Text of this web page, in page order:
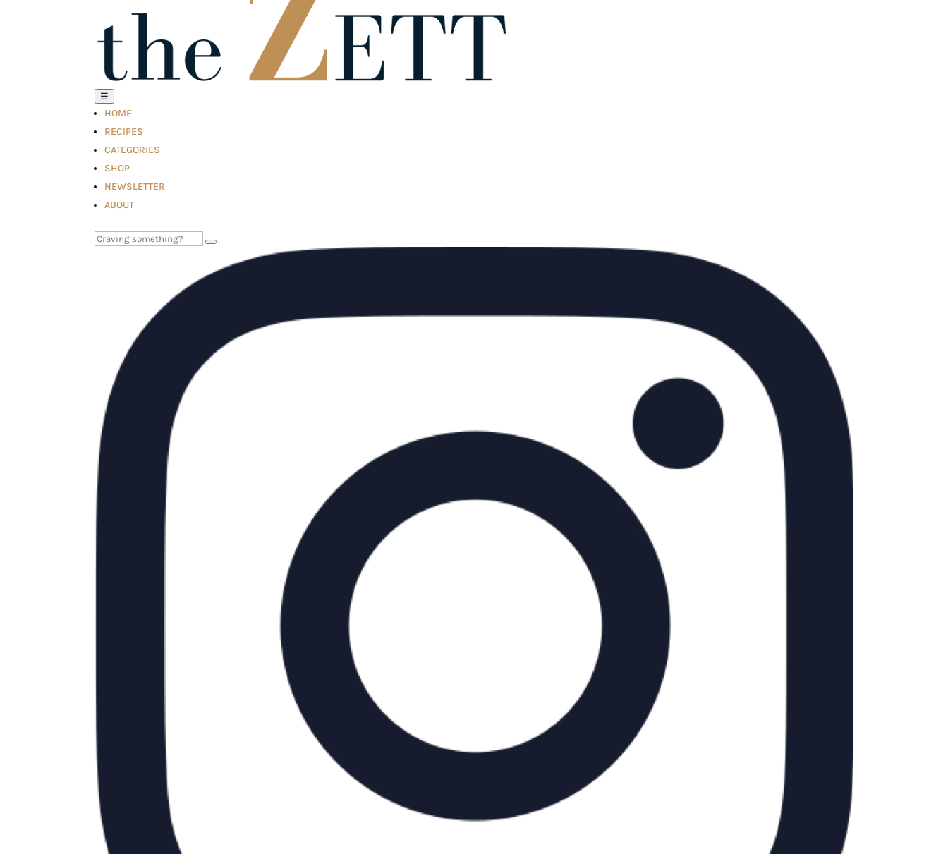
☰
HOME
RECIPES
CATEGORIES
SHOP
NEWSLETTER
ABOUT